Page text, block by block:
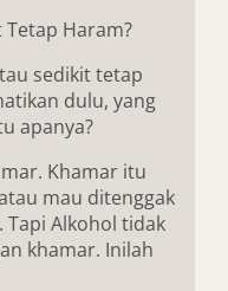
Tetap Haram?
sedikit tetap
dulu, yang
apanya?
Khamar itu
mau ditenggak
Tapi Alkohol tidak
khamar. Inilah